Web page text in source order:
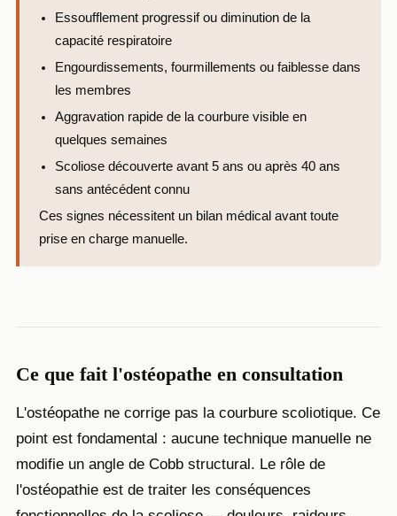
Essoufflement progressif ou diminution de la
capacité respiratoire
Engourdissements, fourmillements ou faiblesse dans
les membres
Aggravation rapide de la courbure visible en
quelques semaines
Scoliose découverte avant 5 ans ou après 40 ans
sans antécédent connu
Ces signes nécessitent un bilan médical avant toute
prise en charge manuelle.
Ce que fait l'ostéopathe en consultation
L'ostéopathe ne corrige pas la courbure scoliotique. Ce
point est fondamental : aucune technique manuelle ne
modifie un angle de Cobb structural. Le rôle de
l'ostéopathie est de traiter les conséquences